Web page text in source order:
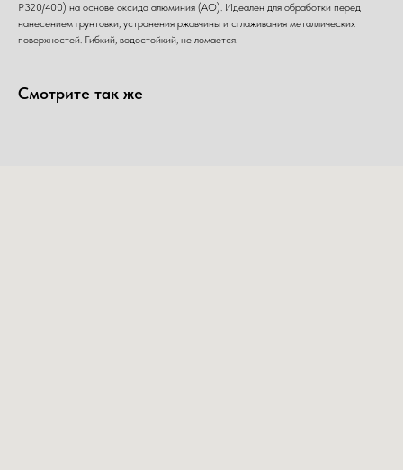
P320/400) на основе оксида алюминия (AO). Идеален для обработки перед
нанесением грунтовки, устранения ржавчины и сглаживания металлических
поверхностей. Гибкий, водостойкий, не ломается.
Смотрите так же